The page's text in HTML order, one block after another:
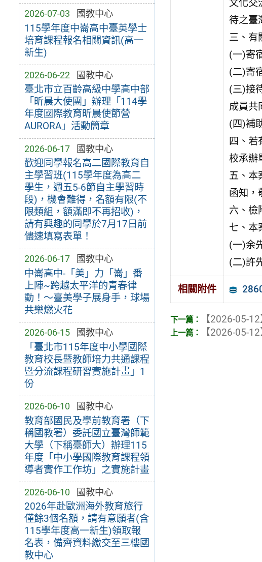
2026-07-03 國教中心
115學年度中崙高中臺英學士
培育課程報名相關資訊(高一
新生)
2026-06-22 國教中心
臺北市立百齡高級中學高中部
「昕晨大使團」辦理「114學
年度國際教育昕晨使節營
AURORA」活動簡章
2026-06-17 國教中心
歡迎同學報名高二國際教育自
主學習班(115學年度為高二
學生，週五5-6節自主學習時
段)，機會難得，名額有限(不
限類組，額滿即不再招收)，
請有興趣的同學於7月17日前
儘速填寫表單！
2026-06-17 國教中心
中崙高中-「美」力「崙」番
上陣~跨越太平洋的青春律
動！～臺美學子展身手，球場
共樂燃火花
2026-06-15 國教中心
「臺北市115年度中小學國際
教育校長暨教師培力共通課程
暨分流課程研習實施計畫」1
份
2026-06-10 國教中心
教育部國民及學前教育署（下
稱國教署）委託國立臺灣師範
大學（下稱臺師大）辦理115
年度「中小學國際教育課程領
導者實作工作坊」之實施計畫
2026-06-10 國教中心
2026年赴歐洲海外教育旅行
僅餘3個名額，請有意願者(含
115學年度高一新生)領取報
名表，備齊資料繳交至三樓國
教中心
文化交
待之臺
三、有
(一)寄
(二)寄
(三)接
成員共
(四)補
四、
校承辦
五、本
函知，
六、檢
七、本
(一)余
(二)許
相關附件
【2026-05-
【2026-05-12